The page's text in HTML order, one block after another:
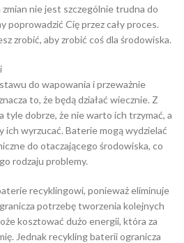
nie jest szczególnie trudna do
poprowadzić Cię przez cały proces.
zrobić, aby zrobić coś dla środowiska.
do wapowania i przeważnie
to, że będą działać wiecznie. Z
tyle dobrze, że nie warto ich trzymać, a
ich wyrzucać. Baterie mogą wydzielać
do otaczającego środowiska, co
rodzaju problemy.
recyklingowi, ponieważ eliminuje
potrzebę tworzenia kolejnych
kosztować dużo energii, która za
Jednak recykling baterii ogranicza